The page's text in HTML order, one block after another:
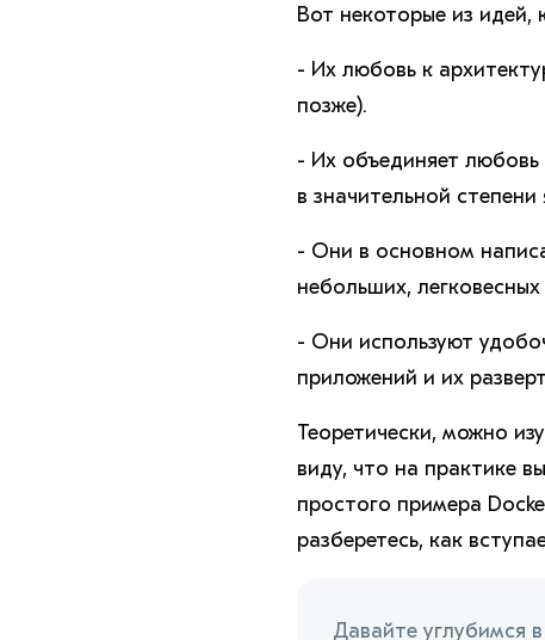
Вот некоторые из идей,
- Их любовь к
позже).
- Их объединяет
в значительной
- Они в основном
небольших,
- Они используют
приложений и их
Теоретически, можно
виду, что на практике
простого примера
разберетесь, как
Давайте углубимся в